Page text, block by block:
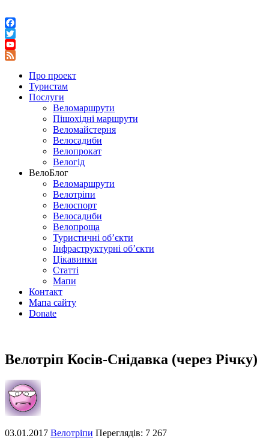
Facebook
Twitter
YouTube
Про проект
Туристам
Послуги
Веломаршрути
Пішохідні маршрути
Веломайстерня
Велосадиби
Велопрокат
Велогід
ВелоБлог
Веломаршрути
Велотріпи
Велоспорт
Велосадиби
Велопроща
Туристичні об’єкти
Інфраструктурні об’єкти
Цікавинки
Статті
Мапи
Контакт
Мапа сайту
Donate
Велотріп Косів-Снідавка (через Річку)
03.01.2017 Велотріпи Переглядів: 7 267